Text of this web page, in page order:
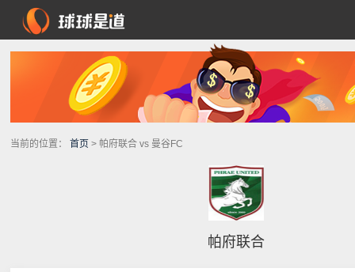
当前的位置： 首页 > 帕府联合 vs 曼谷FC
帕府联合